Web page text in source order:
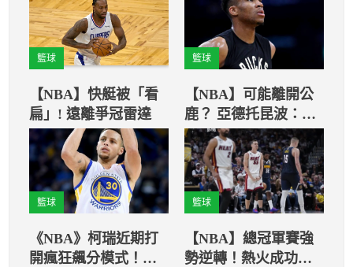
籃球
【NBA】快艇被「看
扁」! 遠離爭冠雷達
籃球
【NBA】可能離開公
鹿？ 亞德托昆波：他
期待的挑戰可能不在
這
籃球
《NBA》柯瑞近期打
開瘋狂飆分模式！季
籃球
【NBA】總冠軍賽強
勢逆轉！熱火成功戰